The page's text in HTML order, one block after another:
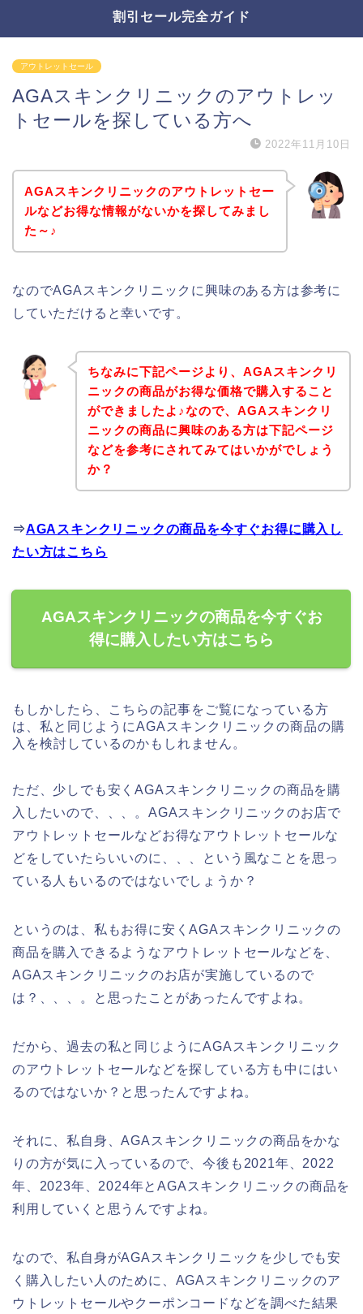
割引セール完全ガイド
アウトレットセール
AGAスキンクリニックのアウトレッ
トセールを探している方へ
2022年11月10日
AGAスキンクリニックのアウトレットセー
ルなどお得な情報がないかを探してみまし
た～♪
なのでAGAスキンクリニックに興味のある方は参考に
していただけると幸いです。
ちなみに下記ページより、AGAスキンクリ
ニックの商品がお得な価格で購入すること
ができましたよ♪なので、AGAスキンクリ
ニックの商品に興味のある方は下記ページ
などを参考にされてみてはいかがでしょう
か？
⇒AGAスキンクリニックの商品を今すぐお得に購入し
たい方はこちら
AGAスキンクリニックの商品を今すぐお
得に購入したい方はこちら
もしかしたら、こちらの記事をご覧になっている方
は、私と同じようにAGAスキンクリニックの商品の購
入を検討しているのかもしれません。
ただ、少しでも安くAGAスキンクリニックの商品を購
入したいので、、、。AGAスキンクリニックのお店で
アウトレットセールなどお得なアウトレットセールな
どをしていたらいいのに、、、という風なことを思っ
ている人もいるのではないでしょうか？
というのは、私もお得に安くAGAスキンクリニックの
商品を購入できるようなアウトレットセールなどを、
AGAスキンクリニックのお店が実施しているので
は？、、、。と思ったことがあったんですよね。
だから、過去の私と同じようにAGAスキンクリニック
のアウトレットセールなどを探している方も中にはい
るのではないか？と思ったんですよね。
それに、私自身、AGAスキンクリニックの商品をかな
りの方が気に入っているので、今後も2021年、2022
年、2023年、2024年とAGAスキンクリニックの商品を
利用していくと思うんですよね。
なので、私自身がAGAスキンクリニックを少しでも安
く購入したい人のために、AGAスキンクリニックのア
ウトレットセールやクーポンコードなどを調べた結果